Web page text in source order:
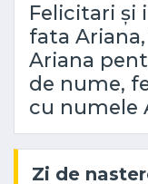
Felicitari și
fata
Ariana
de nume,
cu numele
Zi de